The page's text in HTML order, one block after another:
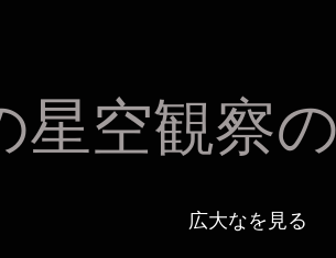
星空観察
広大なを見る